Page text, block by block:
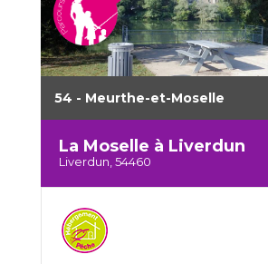
54 - Meurthe-et-Moselle
La Moselle à Liverdun
Liverdun, 54460